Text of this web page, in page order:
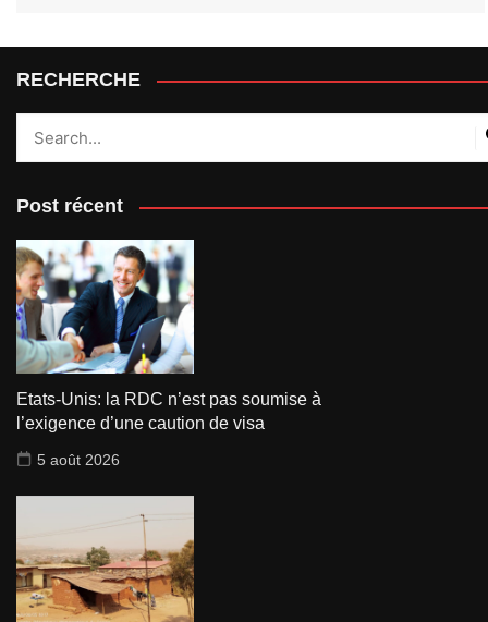
RECHERCHE
Post récent
Etats-Unis: la RDC n’est pas soumise à
l’exigence d’une caution de visa
5 août 2026